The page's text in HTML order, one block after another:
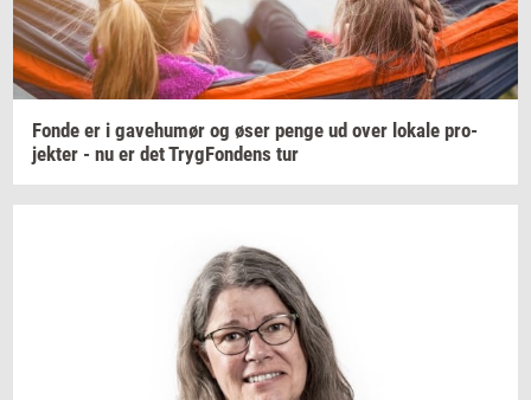
Fonde er i ga­ve­hu­mør og øser penge ud over lo­ka­le pro­
jek­ter - nu er detTryg­Fon­dens tur